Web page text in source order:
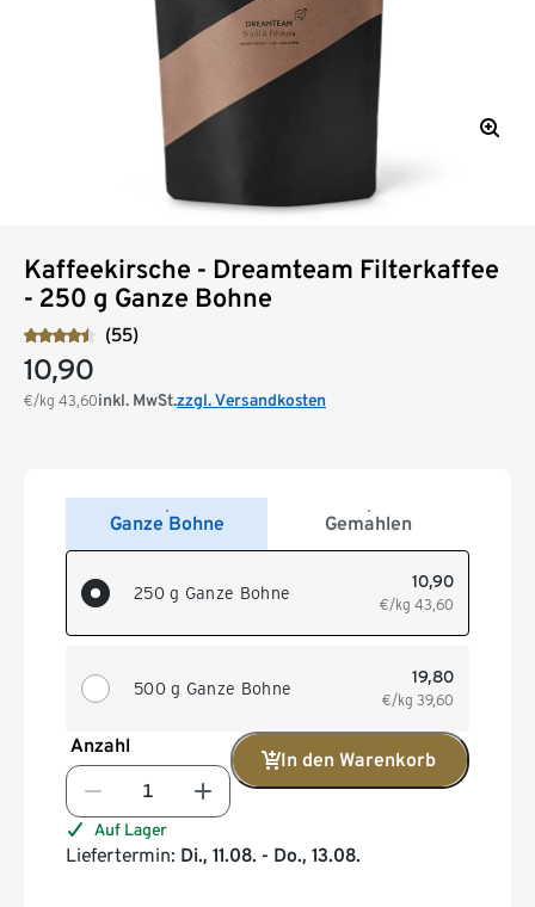
Kaffeekirsche - Dreamteam Filterkaffee
- 250 g Ganze Bohne
(55)
10,90
€/kg 43,60inkl. MwSt.zzgl. Versandkosten
Ganze Bohne Gemahlen
250 g Ganze Bohne
10,90
€/kg 43,60
500 g Ganze Bohne
19,80
€/kg 39,60
Anzahl
In den Warenkorb
Auf Lager
Liefertermin: Di., 11.08. - Do., 13.08.